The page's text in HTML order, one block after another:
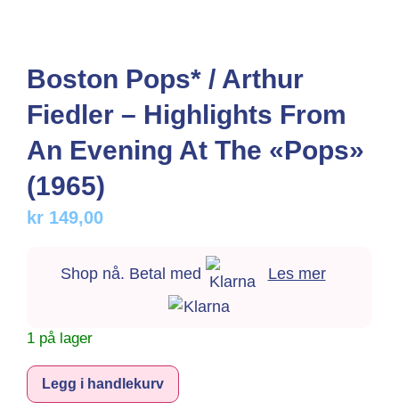
Boston Pops* / Arthur
Fiedler – Highlights From
An Evening At The «Pops»
(1965)
kr 149,00
Shop nå. Betal med Les mer
1 på lager
Legg i handlekurv